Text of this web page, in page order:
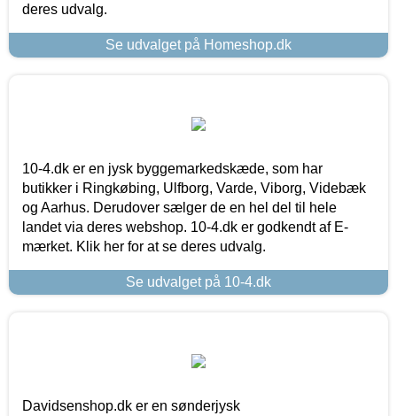
deres udvalg.
Se udvalget på Homeshop.dk
10-4.dk er en jysk byggemarkedskæde, som har
butikker i Ringkøbing, Ulfborg, Varde, Viborg, Videbæk
og Aarhus. Derudover sælger de en hel del til hele
landet via deres webshop. 10-4.dk er godkendt af E-
mærket. Klik her for at se deres udvalg.
Se udvalget på 10-4.dk
Davidsenshop.dk er en sønderjysk